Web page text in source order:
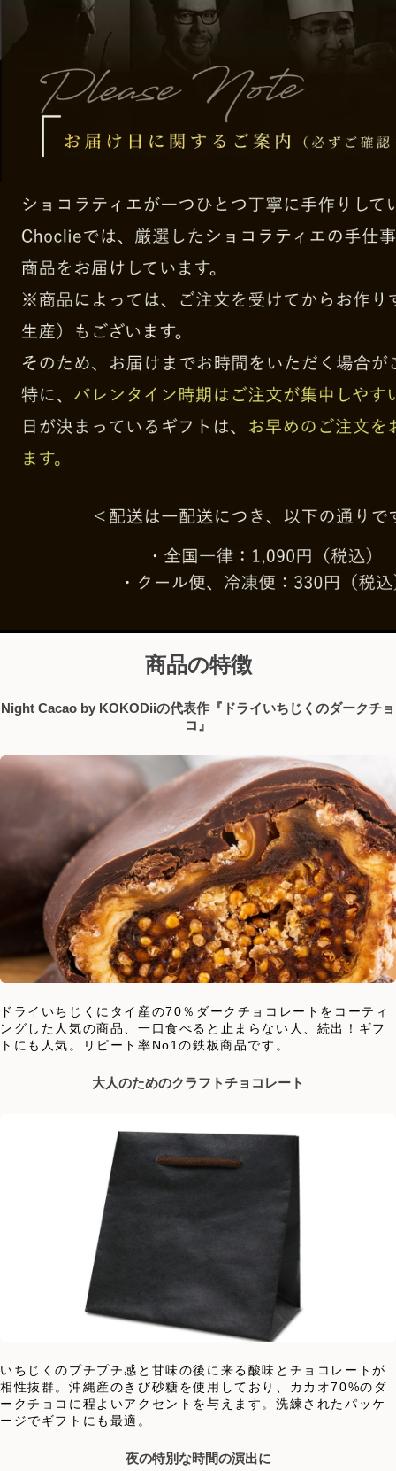
商品の特徴
Night Cacao by KOKODiiの代表作『ドライいちじくのダークチョ
コ』
ドライいちじくにタイ産の70％ダークチョコレートをコーティ
ングした人気の商品、一口食べると止まらない人、続出！ギフ
トにも人気。リピート率No1の鉄板商品です。
大人のためのクラフトチョコレート
いちじくのプチプチ感と甘味の後に来る酸味とチョコレートが
相性抜群。沖縄産のきび砂糖を使用しており、カカオ70%のダ
ークチョコに程よいアクセントを与えます。洗練されたパッケ
ージでギフトにも最適。
夜の特別な時間の演出に